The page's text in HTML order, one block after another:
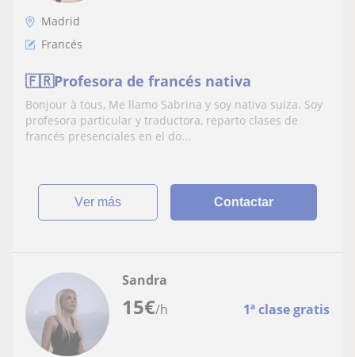
Madrid
Francés
🇫🇷Profesora de francés nativa
Bonjour à tous, Me llamo Sabrina y soy nativa suiza. Soy
profesora particular y traductora, reparto clases de
francés presenciales en el do...
ver más Contactar
15€/h 1ª clase gratis
Sandra